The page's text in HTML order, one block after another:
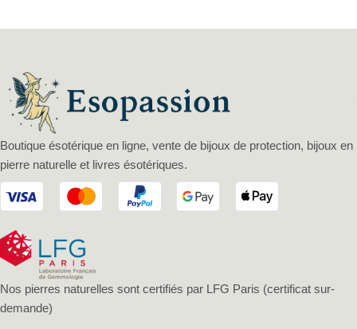
Boutique ésotérique en ligne, vente de bijoux de protection, bijoux en
pierre naturelle et livres ésotériques.
Nos pierres naturelles sont certifiés par LFG Paris (certificat sur-
demande)